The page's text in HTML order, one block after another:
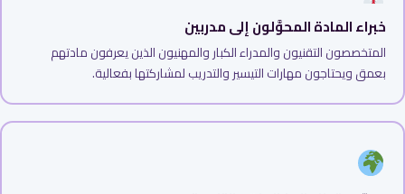
خبراء المادة المحوَّلون إلى مدربين
المتخصصون التقنيون والمدراء الكبار والمهنيون الذين يعرفون مادتهم
بعمق ويحتاجون مهارات التيسير والتدريب لمشاركتها بفعالية.